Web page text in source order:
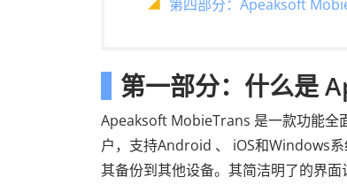
第四部分：Apeaksoft
第一部分：什么是
Apeaksoft MobieTrans 是一款功能全
户，支持Android 、 iOS和Windows
其备份到其他设备。其简洁明了的界